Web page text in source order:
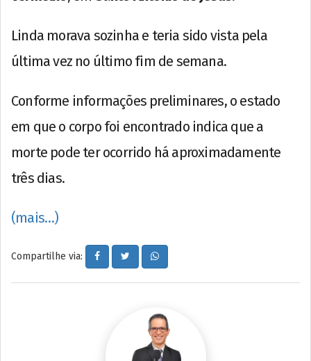
Linda morava sozinha e teria sido vista pela
última vez no último fim de semana.
Conforme informações preliminares, o estado
em que o corpo foi encontrado indica que a
morte pode ter ocorrido há aproximadamente
três dias.
(mais…)
Compartilhe via: